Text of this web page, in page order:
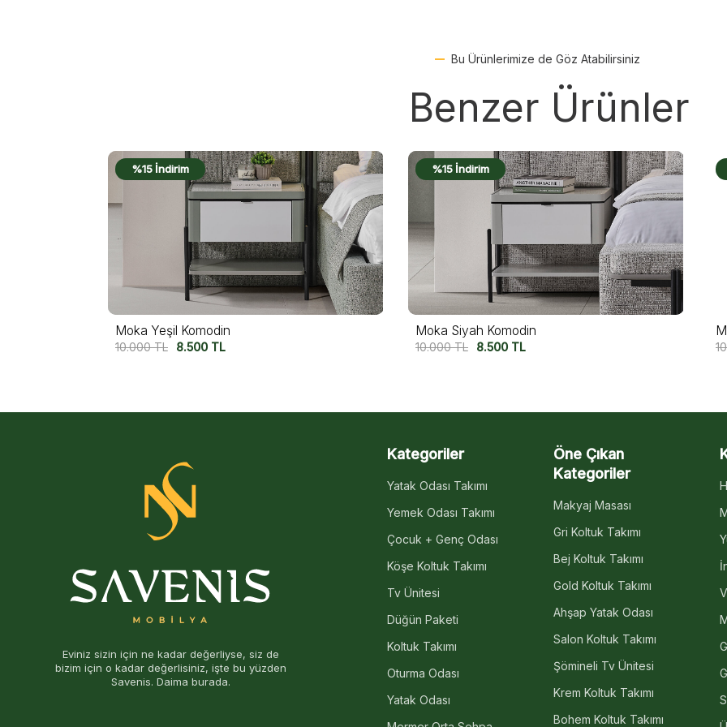
Bu Ürünlerimize de Göz Atabilirsiniz
Benzer Ürünler
%15 İndirim
Moka Siyah Komodin
10.000TL 8.500 TL
%15 İndirim
Moka Komodin
10.000TL 8.500 TL
Eviniz sizin için ne kadar değerliyse, siz de
bizim için o kadar değerlisiniz, işte bu yüzden
Savenis. Daima burada.
Kategoriler
Yatak Odası Takımı
Yemek Odası Takımı
Çocuk + Genç Odası
Köşe Koltuk Takımı
Tv Ünitesi
Düğün Paketi
Koltuk Takımı
Oturma Odası
Yatak Odası
Öne Çıkan
Kategoriler
Makyaj Masası
Gri Koltuk Takımı
Bej Koltuk Takımı
Gold Koltuk Takımı
Ahşap Yatak Odası
Salon Koltuk Takımı
Şömineli Tv Ünitesi
Krem Koltuk Takımı
Bohem Koltuk Takımı